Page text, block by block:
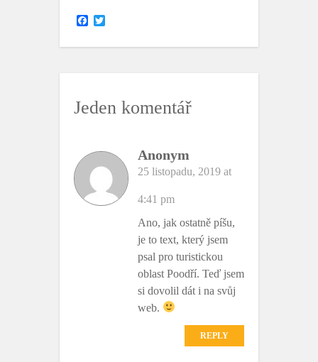
F
Jeden komentář
Anonym
25 listopadu, 2019 at
4:41 pm
Ano, jak ostatně píšu,
je to text, který jsem
psal pro turistickou
oblast Poodří. Teď jsem
si dovolil dát i na svůj
web.
REPLY